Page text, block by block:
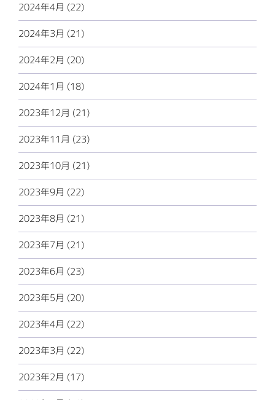
2024年4月 (22)
2024年3月 (21)
2024年2月 (20)
2024年1月 (18)
2023年12月 (21)
2023年11月 (23)
2023年10月 (21)
2023年9月 (22)
2023年8月 (21)
2023年7月 (21)
2023年6月 (23)
2023年5月 (20)
2023年4月 (22)
2023年3月 (22)
2023年2月 (17)